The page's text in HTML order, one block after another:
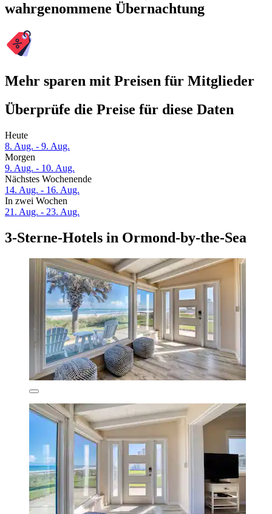
wahrgenommene Übernachtung
Mehr sparen mit Preisen für Mitglieder
Überprüfe die Preise für diese Daten
Heute
8. Aug. - 9. Aug.
Morgen
9. Aug. - 10. Aug.
Nächstes Wochenende
14. Aug. - 16. Aug.
In zwei Wochen
21. Aug. - 23. Aug.
3-Sterne-Hotels in Ormond-by-the-Sea